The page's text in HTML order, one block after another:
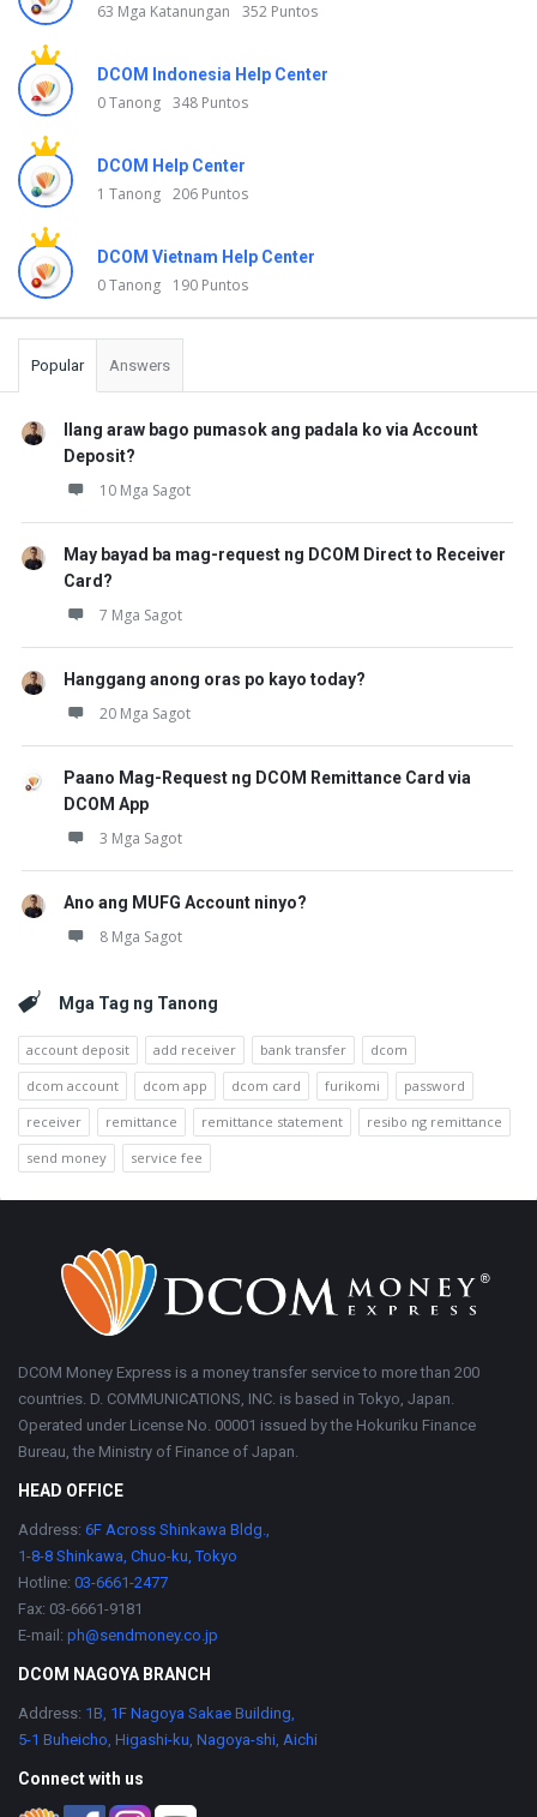
63 Mga Katanungan 352 Puntos
DCOM Indonesia Help Center
0 Tanong 348 Puntos
DCOM Help Center
1 Tanong 206 Puntos
DCOM Vietnam Help Center
0 Tanong 190 Puntos
Popular Answers
Ilang araw bago pumasok ang padala ko via Account
Deposit?
10 Mga Sagot
May bayad ba mag-request ng DCOM Direct to Receiver
Card?
7 Mga Sagot
Hanggang anong oras po kayo today?
20 Mga Sagot
Paano Mag-Request ng DCOM Remittance Card via
DCOM App
3 Mga Sagot
Ano ang MUFG Account ninyo?
8 Mga Sagot
Mga Tag ng Tanong
account deposit add receiver bank transfer
dcom
dcom account
dcom app dcom card furikomi
password
receiver
remittance remittance statement
resibo ng remittance
send money
service fee
DCOM Money Express is a money transfer service to more than 200
countries. D. COMMUNICATIONS, INC. is based in Tokyo, Japan.
Operated under License No. 00001 issued by the Hokuriku Finance
Bureau, the Ministry of Finance of Japan.
HEAD OFFICE
Address: 6F Across Shinkawa Bldg.,
1-8-8 Shinkawa, Chuo-ku, Tokyo
Hotline: 03-6661-2477
Fax: 03-6661-9181
E-mail: ph@sendmoney.co.jp
DCOM NAGOYA BRANCH
Address: 1B, 1F Nagoya Sakae Building,
5-1 Buheicho, Higashi-ku, Nagoya-shi, Aichi
Connect with us